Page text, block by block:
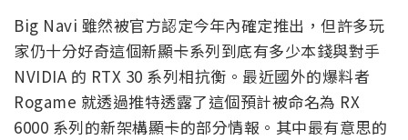
Big Navi 雖然被官方認定今年內確定推出，但許多玩
家仍十分好奇這個新顯卡系列到底有多少本錢與對手
NVIDIA 的 RTX 30 系列相抗衡。最近國外的爆料者
Rogame 就透過推特透露了這個預計被命名為 RX
6000 系列的新架構顯卡的部分情報。其中最有意思的